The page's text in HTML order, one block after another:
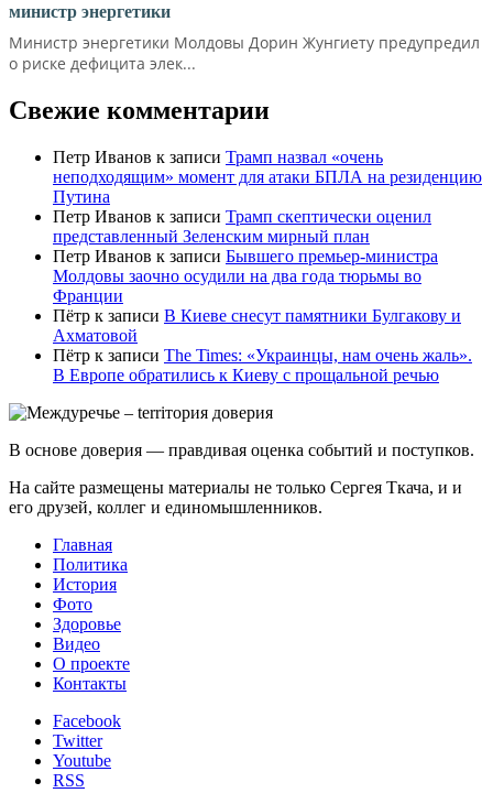
министр энергетики
Министр энергетики Молдовы Дорин Жунгиету предупредил
о риске дефицита элек...
Свежие комментарии
Петр Иванов к записи Трамп назвал «очень
неподходящим» момент для атаки БПЛА на резиденцию
Путина
Петр Иванов к записи Трамп скептически оценил
представленный Зеленским мирный план
Петр Иванов к записи Бывшего премьер-министра
Молдовы заочно осудили на два года тюрьмы во
Франции
Пётр к записи В Киеве снесут памятники Булгакову и
Ахматовой
Пётр к записи Тhe Times: «Украинцы, нам очень жаль».
В Европе обратились к Киеву с прощальной речью
В основе доверия — правдивая оценка событий и поступков.
На сайте размещены материалы не только Сергея Ткача, и и
его друзей, коллег и единомышленников.
Главная
Политика
История
Фото
Здоровье
Видео
О проекте
Контакты
Facebook
Twitter
Youtube
RSS